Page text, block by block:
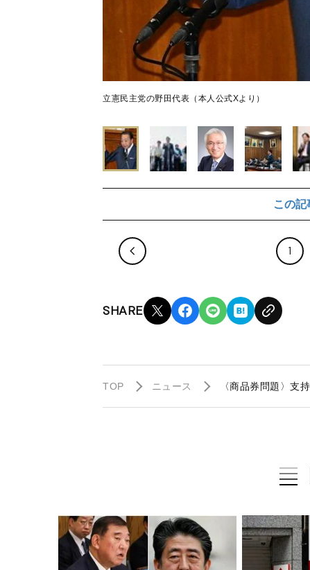
立憲民主党の野田代表（本人公式Xより）
この
1
SHARE
TOP ニュース 〈商品券問題〉支